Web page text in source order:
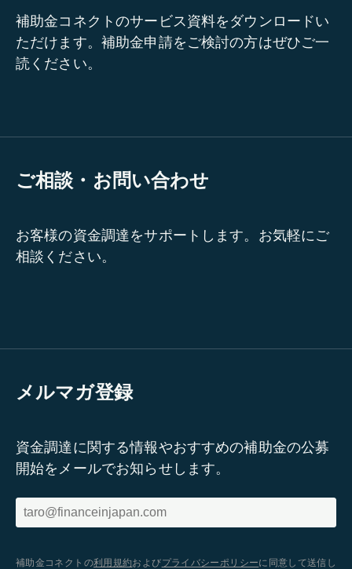
補助金コネクトのサービス資料をダウンロードい
ただけます。補助金申請をご検討の方はぜひご一
読ください。
ご相談・お問い合わせ
お客様の資金調達をサポートします。お気軽にご
相談ください。
メルマガ登録
資金調達に関する情報やおすすめの補助金の公募
開始をメールでお知らせします。
補助金コネクトの利用規約およびプライバシーポリシーに同意して送信し